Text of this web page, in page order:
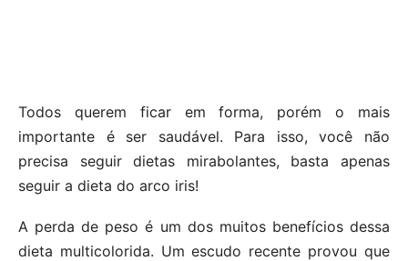
Todos querem ficar em forma, porém o mais
importante é ser saudável. Para isso, você não
precisa seguir dietas mirabolantes, basta apenas
seguir a dieta do arco iris!
A perda de peso é um dos muitos benefícios dessa
dieta multicolorida. Um escudo recente provou que